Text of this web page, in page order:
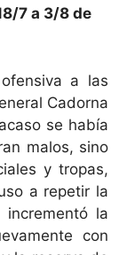
7 a 3/8 de
a las
Cadorna
se había
malos, sino
y tropas,
a repetir la
la
con